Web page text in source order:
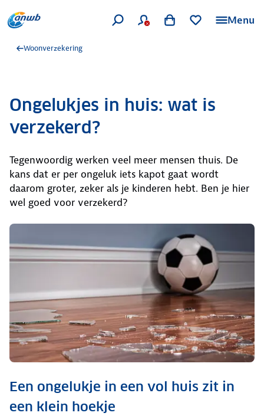
Menu
Woonverzekering
Ongelukjes in huis: wat is
verzekerd?
Tegenwoordig werken veel meer mensen thuis. De
kans dat er per ongeluk iets kapot gaat wordt
daarom groter, zeker als je kinderen hebt. Ben je hier
wel goed voor verzekerd?
Een ongelukje in een vol huis zit in
een klein hoekje